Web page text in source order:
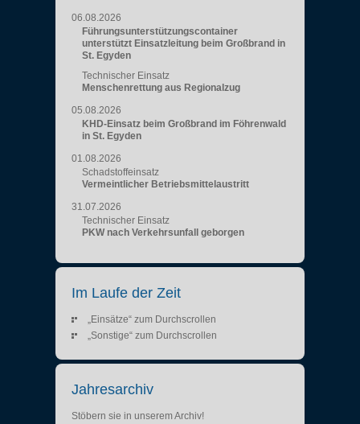
06.08.2026
Führungsunterstützungscontainer
unterstützt Einsatzleitung beim Großbrand in
St. Egyden
Technischer Einsatz
Menschenrettung aus Regionalzug
05.08.2026
KHD-Einsatz beim Großbrand im Föhrenwald
in St. Egyden
01.08.2026
Schadstoffeinsatz
Vermeintlicher Betriebsmittelaustritt
31.07.2026
Technischer Einsatz
PKW nach Verkehrsunfall geborgen
Im Laufe der Zeit
„Einsätze“ zum Durchscrollen
„Sonstige“ zum Durchscrollen
Jahresarchiv
Stöbern sie in unserem Archiv!